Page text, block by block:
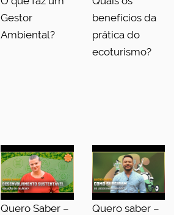
Gestor
Ambiental?
benefícios da
prática do
ecoturismo?
Quero Saber –
Quero saber –